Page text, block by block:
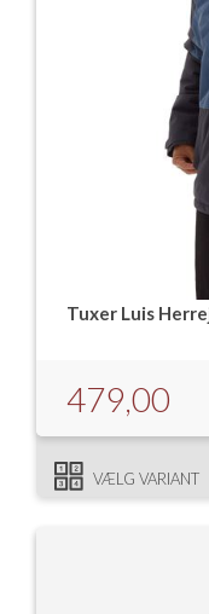
Tuxer Luis
479,00
VÆLG VARIANT